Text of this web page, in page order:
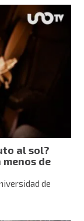
al sol?
de
de